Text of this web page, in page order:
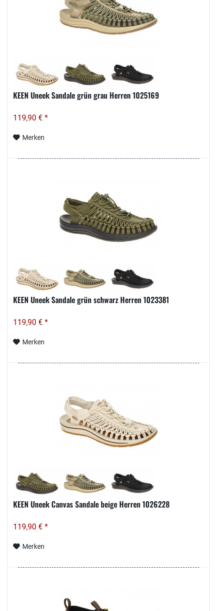
KEEN Uneek Sandale grün grau Herren 1025169
119,90 € *
Merken
KEEN Uneek Sandale grün schwarz Herren 1023381
119,90 € *
Merken
KEEN Uneek Canvas Sandale beige Herren 1026228
119,90 € *
Merken